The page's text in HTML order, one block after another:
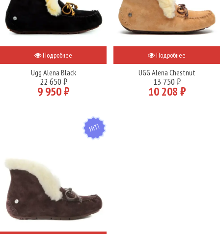
Подробнее
Ugg Alena Black
22 650 ₽
9 950 ₽
Подробнее
UGG Alena Chestnut
13 750 ₽
10 208 ₽
HIT